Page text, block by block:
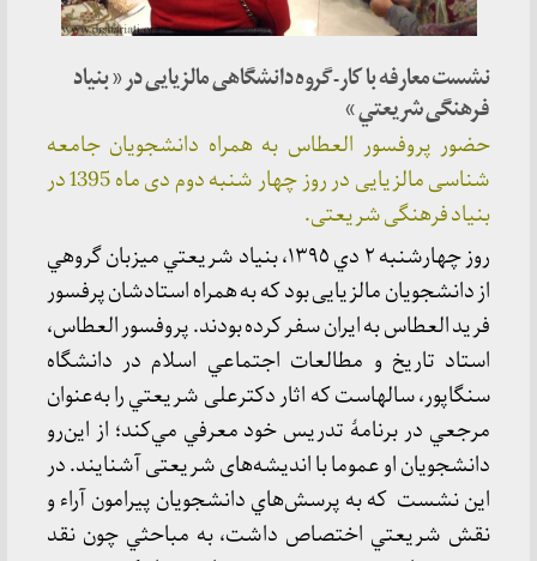
نشست معارفه با کار-گروه دانشگاهی مالزیایی در « بنياد
فرهنگی شريعتي »
حضور پروفسور العطاس به همراه دانشجویان جامعه
شناسی مالزیایی در روز چهار شنبه دوم دی ماه 1395 در
بنیاد فرهنگی شریعتی.
روز چهارشنبه ۲ دي ١٣٩٥، بنياد شريعتي ميزبان گروهي
از دانشجويان مالزیایی بود كه به همراه استادشان پرفسور
فرید العطاس به ايران سفر کرده بودند. پروفسور العطاس،
استاد تاريخ و مطالعات اجتماعي اسلام در دانشگاه
سنگاپور، سالهاست كه اثار دکترعلی شريعتي را به‌عنوان
مرجعي در برنامهٔ تدريس خود معرفي مي‌كند؛ از اين‌رو
دانشجويان او عموما با اندیشه‌های شریعتی آشنایند. در
اين نشست كه به پرسش‌هاي دانشجويان پیرامون آراء و
نقش شريعتي اختصاص داشت، به مباحثي چون نقد